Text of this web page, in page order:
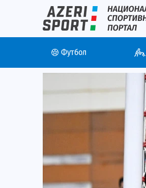
Футбол